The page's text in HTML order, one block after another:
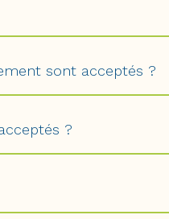
sont acceptés ?
?